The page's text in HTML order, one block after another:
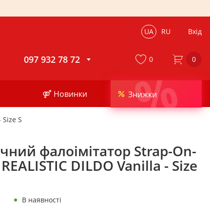
UA RU Вхід
097 932 78 72 0
⚤ Новинки %
Знижки
0
S
фалоімітатор Strap-On-
DILDO Vanilla - Size
В наявності